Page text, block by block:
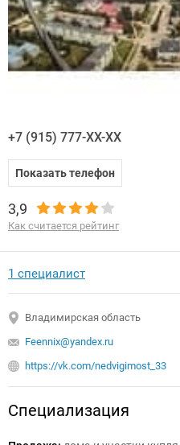
+7 (915) 777-XX-XX
Показать телефон
3,9
Как считается рейтинг
1 специалист
Владимирская область
Feennix@yandex.ru
https://vk.com/nedvigimost_33
Специализация